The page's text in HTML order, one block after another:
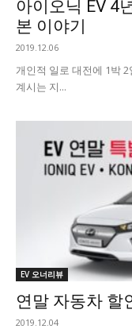
아이오닉 EV 4
본 이야기
2019.12.06
개인적 일로 대전에 1박
계시는 지...
EV 오너리뷰
연말 자동차 할
2019.12.04